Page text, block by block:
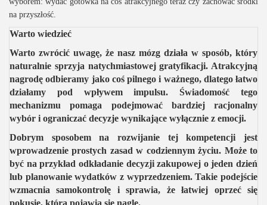
na przyszłość.
Warto wiedzieć
Warto zwrócić uwagę, że nasz mózg działa w sposób, który
naturalnie sprzyja natychmiastowej gratyfikacji. Atrakcyjną
nagrodę odbieramy jako coś pilnego i ważnego, dlatego łatwo
działamy pod wpływem impulsu. Świadomość tego
mechanizmu pomaga podejmować bardziej racjonalny
wybór i ograniczać decyzje wynikające wyłącznie z emocji.
Dobrym sposobem na rozwijanie tej kompetencji jest
wprowadzenie prostych zasad w codziennym życiu. Może to
być na przykład odkładanie decyzji zakupowej o jeden dzień
lub planowanie wydatków z wyprzedzeniem. Takie podejście
wzmacnia samokontrolę i sprawia, że łatwiej oprzeć się
pokusie, która pojawia się nagle.